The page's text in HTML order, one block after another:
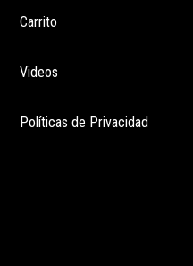
Carrito
Videos
Políticas de Privacidad